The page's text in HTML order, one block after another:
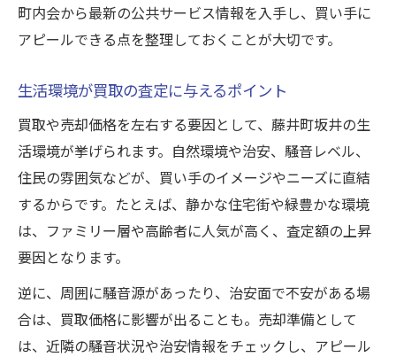
町内会から最新の公共サービス情報を入手し、買い手に
アピールできる点を整理しておくことが大切です。
生活環境が買取の査定に与えるポイント
買取や売却価格を左右する要因として、藤井町坂井の生
活環境が挙げられます。自然環境や治安、騒音レベル、
住民の雰囲気などが、買い手のイメージやニーズに直結
するからです。たとえば、静かな住宅街や緑豊かな環境
は、ファミリー層や高齢者に人気が高く、査定額の上昇
要因となります。
逆に、周囲に騒音源があったり、治安面で不安がある場
合は、買取価格に影響が出ることも。売却準備として
は、近隣の騒音状況や治安情報をチェックし、アピール